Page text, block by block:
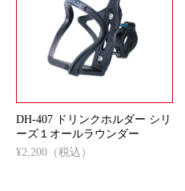
DH-407 ドリンクホルダー シリ
ーズ１オールラウンダー
¥2,200（税込）